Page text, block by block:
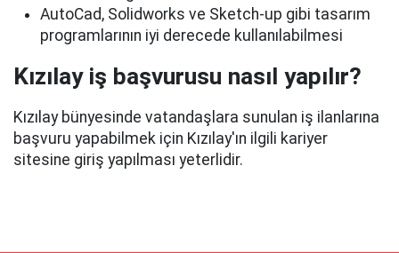
AutoCad, Solidworks ve Sketch-up gibi tasarım
programlarının iyi derecede kullanılabilmesi
Kızılay iş başvurusu nasıl yapılır?
Kızılay bünyesinde vatandaşlara sunulan iş ilanlarına
başvuru yapabilmek için Kızılay'ın ilgili kariyer
sitesine giriş yapılması yeterlidir.